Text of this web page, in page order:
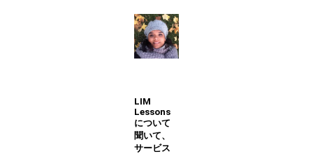
LIM
Lessons
について
聞いて、
サービス